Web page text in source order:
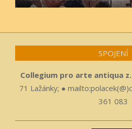
SPOJENÍ
Collegium pro arte antiqua z.
71 Lažánky; ●
361 083